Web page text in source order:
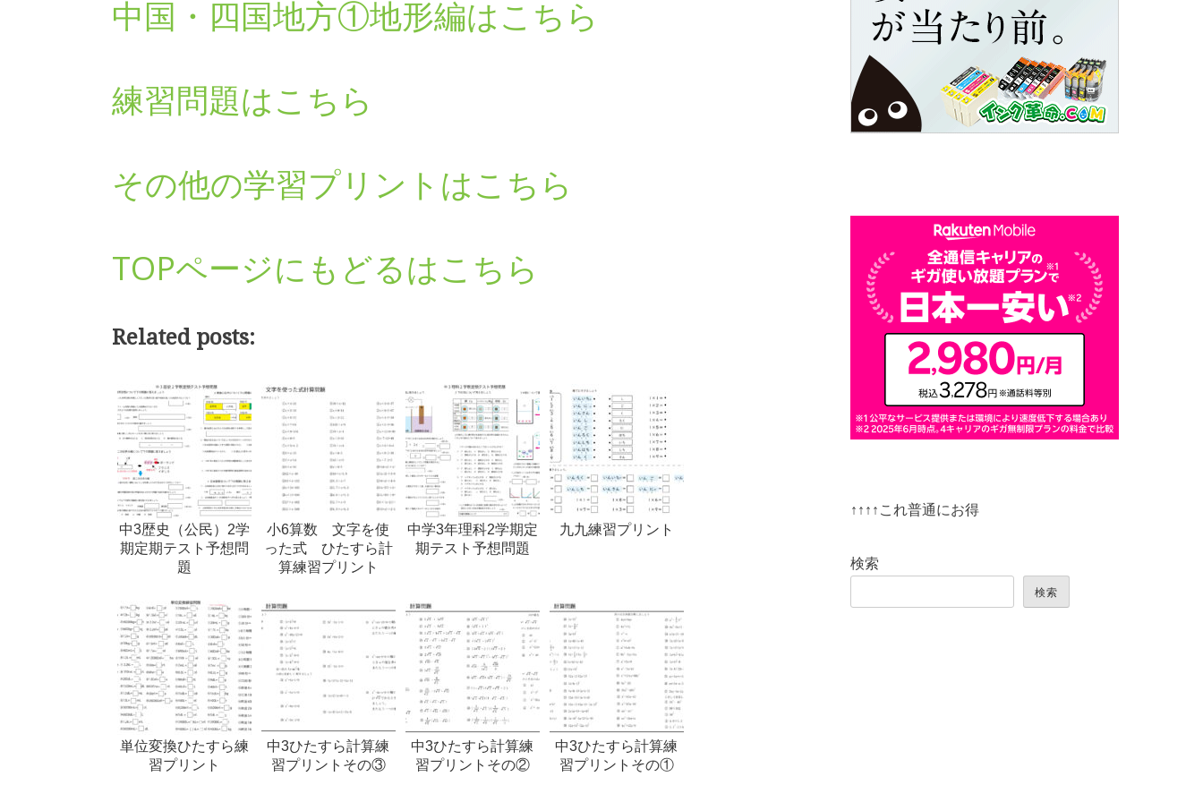
中国・四国地方①地形編はこちら
練習問題はこちら
その他の学習プリントはこちら
TOPページにもどるはこちら
Related posts:
中3歴史（公民）2学
期定期テスト予想問
題
小6算数 文字を使
った式 ひたすら計
算練習プリント
中学3年理科2学期定
期テスト予想問題
九九練習プリント
単位変換ひたすら練
習プリント
中3ひたすら計算練
習プリントその③
中3ひたすら計算練
習プリントその②
中3ひたすら計算練
習プリントその①
↑↑↑↑これ普通にお得
検索
検索